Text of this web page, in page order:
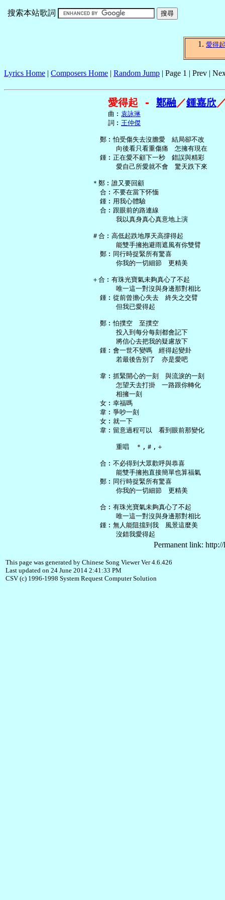
搜索本站歌詞
愛得起
Lyrics Home | Composers Home | Random Jump | Page 1 | Prev |
愛得起 - 鄭融／鍾嘉欣
     曲︰
袁詠琳
     詞︰
王仲傑
   鄭︰怕受傷失去沒膽愛　結局卻不改
       向後看只看重傷痛　怎擁有現在
   鍾︰正在愛不顧下一秒　錯誤與精彩
       愛自己所愛就不會　驚天跌下來
＊鄭︰誰又要回顧
   合︰不要在當下怀愐
   鍾︰用我心體驗
   合︰跟眼前的路連線
       我以真身真心真意地上演
＃合︰高低起跌地厚天高撐得起
       能雙手擁抱避雨遮風有你雙臂
   鄭︰同行時捉緊所有驚喜
       你我的一切細節　更精美
＋合︰有珠光寶氣未夠真心了不起
       唯一這一對沒與身邊那對相比
   鍾︰從前曾擔心失去　終失之交臂
       但我已愛得起
   鄭︰怕撲空　至撲空
       投入到每分每刻都會記下
       將信心去把我的疑慮放下
   鍾︰會一世不變嗎　經得起變卦
       若最後告別了　亦是愛吧
   韋︰抓緊開心的一刻　與流淚的一刻
       怎望天去打掛　一路跟你轉化
       相擁一刻
   女︰幸福嗎
   韋︰爭吵一刻
   女︰就一下
   韋︰留意過程可以　看到眼前那變化
       重唱　＊,＃,＋
   合︰不必得到大眾歡呼與恭喜
       能雙手擁抱直接簡單也算福氣
   鄭︰同行時捉緊所有驚喜
       你我的一切細節　更精美
   合︰有珠光寶氣未夠真心了不起
       唯一這一對沒與身邊那對相比
   鍾︰無人能阻擋到我　風景這麼美
Permanent link:
This page was generated by Chinese Song Viewer Ver 4.6.426
Last updated on 24 June 2014 2:41:33 PM
CSV (c) 1996-1998 System Request Computer Solution